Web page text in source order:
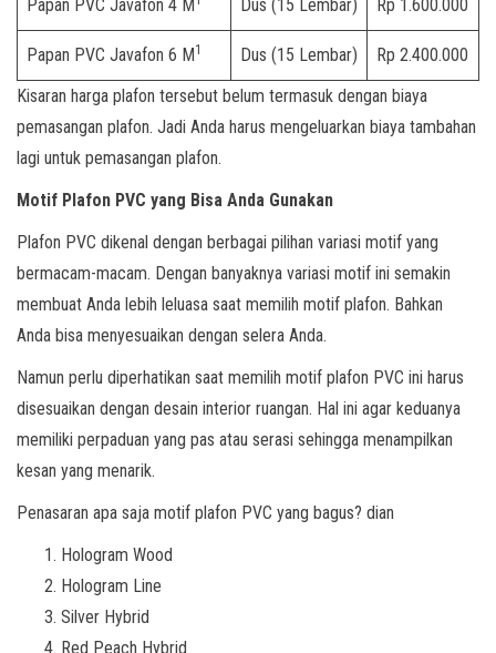
Papan PVC Javafon 4 M Dus (15 Lembar) Rp 1.600.000
Papan PVC Javafon 6 M1 Dus (15 Lembar)
Rp 2.400.000
Kisaran harga plafon tersebut belum termasuk dengan biaya
pemasangan plafon. Jadi Anda harus mengeluarkan biaya tambahan
lagi untuk pemasangan plafon.
Motif Plafon PVC yang Bisa Anda Gunakan
Plafon PVC dikenal dengan berbagai pilihan variasi motif yang
bermacam-macam. Dengan banyaknya variasi motif ini semakin
membuat Anda lebih leluasa saat memilih motif plafon. Bahkan
Anda bisa menyesuaikan dengan selera Anda.
Namun perlu diperhatikan saat memilih motif plafon PVC ini harus
disesuaikan dengan desain interior ruangan. Hal ini agar keduanya
memiliki perpaduan yang pas atau serasi sehingga menampilkan
kesan yang menarik.
Penasaran apa saja motif plafon PVC yang bagus? dian
Hologram Wood
Hologram Line
Silver Hybrid
Red Peach Hybrid